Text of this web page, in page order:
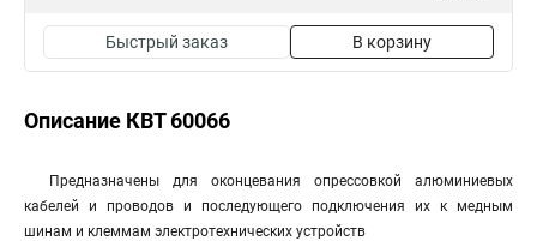
Быстрый заказ В корзину
Описание КВТ 60066
Предназначены для оконцевания опрессовкой алюминиевых
кабелей и проводов и последующего подключения их к медным
шинам и клеммам электротехнических устройств